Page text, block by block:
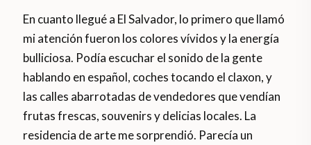
En cuanto llegué a El Salvador, lo primero que llamó
mi atención fueron los colores vívidos y la energía
bulliciosa. Podía escuchar el sonido de la gente
hablando en español, coches tocando el claxon, y
las calles abarrotadas de vendedores que vendían
frutas frescas, souvenirs y delicias locales. La
residencia de arte me sorprendió. Parecía un